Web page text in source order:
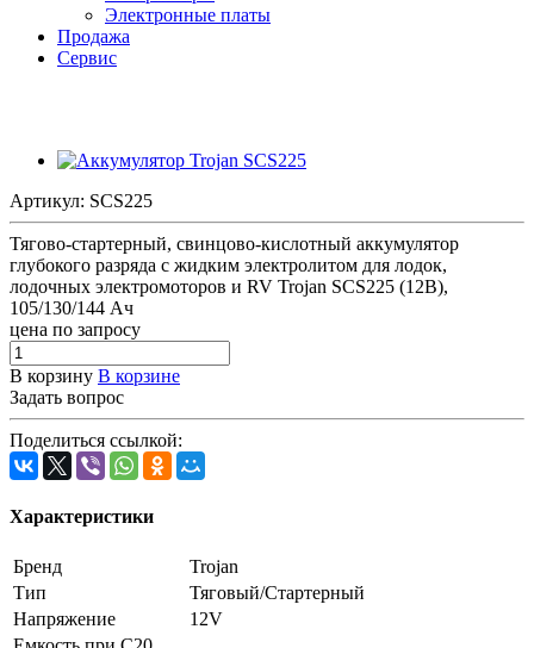
Электронные платы
Продажа
Сервис
Артикул: SCS225
Тягово-стартерный, свинцово-кислотный аккумулятор
глубокого разряда с жидким электролитом для лодок,
лодочных электромоторов и RV Trojan SCS225 (12В),
105/130/144 Ач
цена по запросу
В корзину В корзине
Задать вопрос
Поделиться ссылкой:
Характеристики
Бренд
Trojan
Тип
Тяговый/Стартерный
Напряжение
12V